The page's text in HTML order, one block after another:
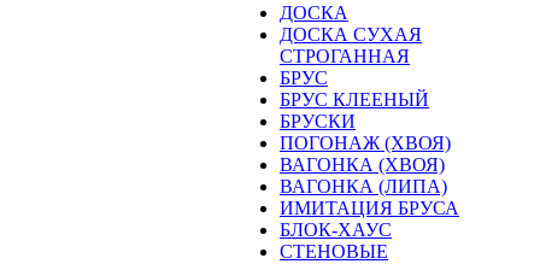
ДОСКА
ДОСКА СУХАЯ
СТРОГАННАЯ
БРУС
БРУС КЛЕЕНЫЙ
БРУСКИ
ПОГОНАЖ (ХВОЯ)
ВАГОНКА (ХВОЯ)
ВАГОНКА (ЛИПА)
ИМИТАЦИЯ БРУСА
БЛОК-ХАУС
СТЕНОВЫЕ